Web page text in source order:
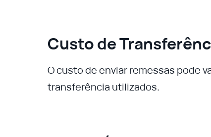
Custo de
O custo de enviar remessas pode
transferência utilizados.